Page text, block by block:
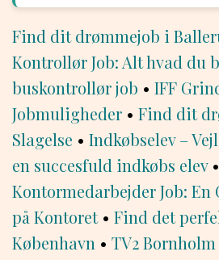
Find dit drømmejob i
Kontrollør Job: Alt hvad du
buskontrollør job • IFF
Jobmuligheder • Find dit
Slagelse • Indkøbselev –
en succesfuld indkøbs elev•
Kontormedarbejder Job:
på Kontoret• Find det
København • TV2